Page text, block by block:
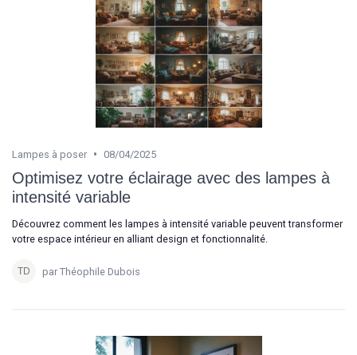
Lampes à poser • 08/04/2025
Optimisez votre éclairage avec des lampes à
intensité variable
Découvrez comment les lampes à intensité variable peuvent transformer
votre espace intérieur en alliant design et fonctionnalité.
par Théophile Dubois